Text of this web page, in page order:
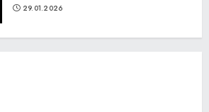
29.01.2026